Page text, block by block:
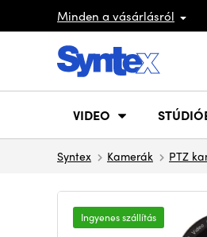
Minden a vásárlásról
VIDEO
Syntex Kamerák PTZ
Ingyenes szállítás